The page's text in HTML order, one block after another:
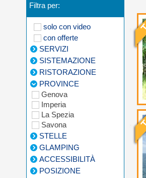
Filtra per:
solo con video
con offerte
SERVIZI
SISTEMAZIONE
RISTORAZIONE
PROVINCE
Genova
Imperia
La Spezia
Savona
STELLE
GLAMPING
ACCESSIBILITÀ
POSIZIONE